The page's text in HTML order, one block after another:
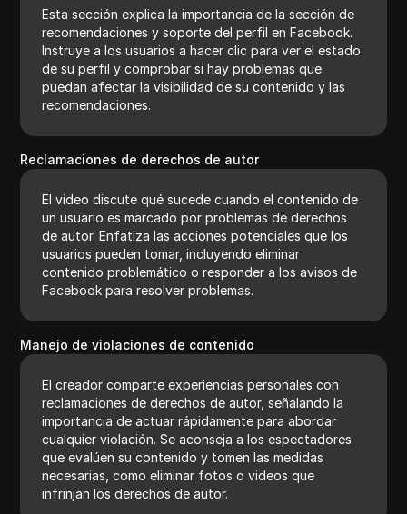
Esta sección explica la importancia de la sección de
recomendaciones y soporte del perfil en Facebook.
Instruye a los usuarios a hacer clic para ver el estado
de su perfil y comprobar si hay problemas que
puedan afectar la visibilidad de su contenido y las
recomendaciones.
Reclamaciones de derechos de autor
El video discute qué sucede cuando el contenido de
un usuario es marcado por problemas de derechos
de autor. Enfatiza las acciones potenciales que los
usuarios pueden tomar, incluyendo eliminar
contenido problemático o responder a los avisos de
Facebook para resolver problemas.
Manejo de violaciones de contenido
El creador comparte experiencias personales con
reclamaciones de derechos de autor, señalando la
importancia de actuar rápidamente para abordar
cualquier violación. Se aconseja a los espectadores
que evalúen su contenido y tomen las medidas
necesarias, como eliminar fotos o videos que
infrinjan los derechos de autor.